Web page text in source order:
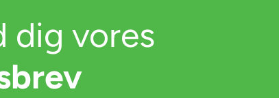
dig vores